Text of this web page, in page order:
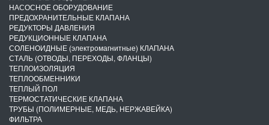
НАСОСНОЕ ОБОРУДОВАНИЕ
ПРЕДОХРАНИТЕЛЬНЫЕ КЛАПАНА
РЕДУКТОРЫ ДАВЛЕНИЯ
РЕДУКЦИОННЫЕ КЛАПАНА
СОЛЕНОИДНЫЕ (электромагнитные) КЛАПАНА
СТАЛЬ (ОТВОДЫ, ПЕРЕХОДЫ, ФЛАНЦЫ)
ТЕПЛОИЗОЛЯЦИЯ
ТЕПЛООБМЕННИКИ
ТЕПЛЫЙ ПОЛ
ТЕРМОСТАТИЧЕСКИЕ КЛАПАНА
ТРУБЫ (ПОЛИМЕРНЫЕ, МЕДЬ, НЕРЖАВЕЙКА)
ФИЛЬТРА